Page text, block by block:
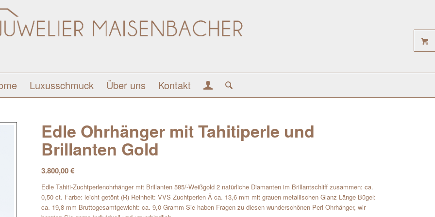
Luxusschmuck Über uns Kontakt
Edle Ohrhänger mit Tahitiperle und
Brillanten Gold
3.800,00€
Edle Tahiti-Zuchtperlenohrhänger mit Brillanten 585/-Weißgold 2 natürliche Diamanten im Brillantschliff zusammen: ca.
0,50 ct. Farbe: leicht getönt (R) Reinheit: VVS Zuchtperlen Ã ca. 13,6 mm mit grauen metallischen Glanz Länge Bügel:
ca. 19,8 mm Bruttogesamtgewicht: ca. 9,0 Gramm Sie haben Fragen zu diesen wunderschönen Perl-Ohrhänger, wir